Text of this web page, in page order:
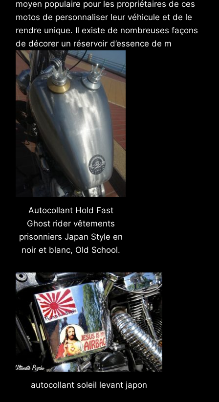
moyen populaire pour les propriétaires de ces
motos de personnaliser leur véhicule et de le
rendre unique. Il existe de nombreuses façons
de décorer un réservoir d’essence de m
Autocollant Hold Fast
Ghost rider vêtements
prisonniers Japan Style en
noir et blanc, Old School.
autocollant soleil levant japon